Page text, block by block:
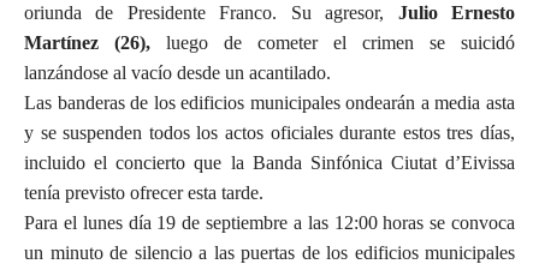
oriunda de Presidente Franco. Su agresor, Julio Ernesto
Martínez (26), luego de cometer el crimen se suicidó
lanzándose al vacío desde un acantilado.
Las banderas de los edificios municipales ondearán a media asta
y se suspenden todos los actos oficiales durante estos tres días,
incluido el concierto que la Banda Sinfónica Ciutat d’Eivissa
tenía previsto ofrecer esta tarde.
Para el lunes día 19 de septiembre a las 12:00 horas se convoca
un minuto de silencio a las puertas de los edificios municipales